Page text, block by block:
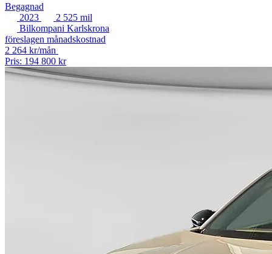
Begagnad
2023
2 525 mil
Bilkompani Karlskrona
föreslagen månadskostnad
2 264 kr/mån
Pris: 194 800 kr